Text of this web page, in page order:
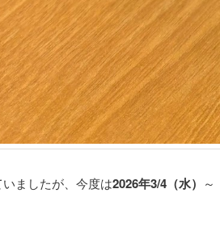
ましたが、今度は2026年3/4（水） ～